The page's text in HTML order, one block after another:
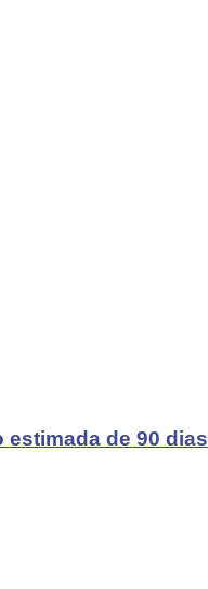
de 90 dias